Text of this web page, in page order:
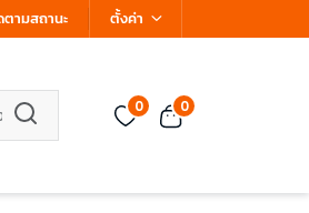
ามสถานะ ตั้งค่า
0 0